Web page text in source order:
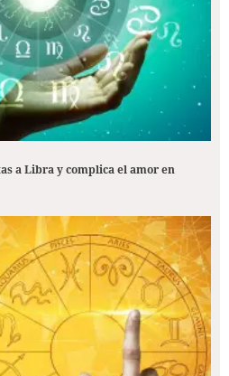
a Libra y complica el amor en